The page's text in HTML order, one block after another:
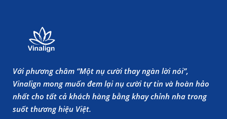
Với phương châm “Một nụ cười thay ngàn lời nói”,
Vinalign mong muốn đem lại nụ cười tự tin và hoàn hảo
nhất cho tất cả khách hàng bằng khay chỉnh nha trong
suốt thương hiệu Việt.